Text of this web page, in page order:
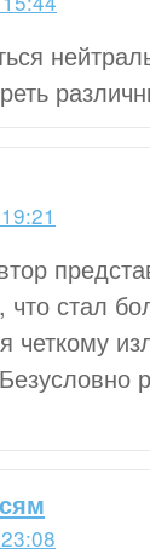
что стал
четкому